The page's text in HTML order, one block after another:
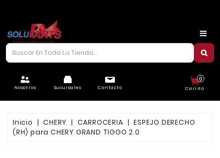
Nosotros Sucursales Contacto Carrito
0
CARROCERÍA
ELÉCTRICO
FRENOS
Inicio CHERY CARROCERIA
ESPEJO DERECHO
(RH) para CHERY GRAND TIGGO 2.0